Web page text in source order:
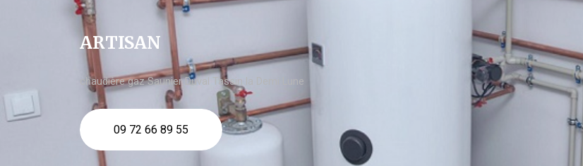
ARTISAN
chaudière gaz Saunier Duval Tassin la Demi Lune
09 72 66 89 55